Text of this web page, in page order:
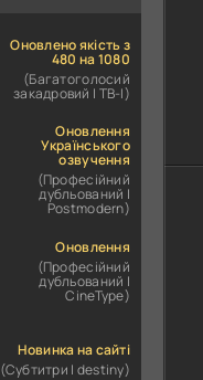
Оновлено якість з
480 на 1080
(Багатоголосий
закадровий | ТВ-І)
Оновлення
Українського
озвучення
(Професійний
дубльований |
Postmodern)
Оновлення
(Професійний
дубльований |
CineType)
Новинка на сайті
(Субтитри | destiny)